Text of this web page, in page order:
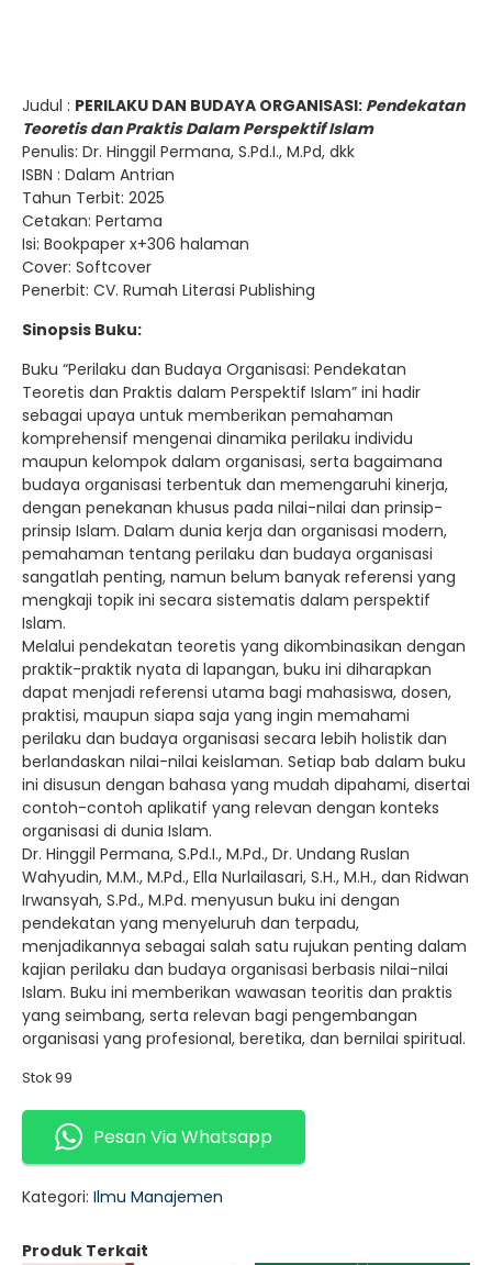
Judul : PERILAKU DAN BUDAYA ORGANISASI: Pendekatan
Teoretis dan Praktis Dalam Perspektif Islam
Penulis: Dr. Hinggil Permana, S.Pd.I., M.Pd, dkk
ISBN : Dalam Antrian
Tahun Terbit: 2025
Cetakan: Pertama
Isi: Bookpaper x+306 halaman
Cover: Softcover
Penerbit: CV. Rumah Literasi Publishing
Sinopsis Buku:
Buku “Perilaku dan Budaya Organisasi: Pendekatan
Teoretis dan Praktis dalam Perspektif Islam” ini hadir
sebagai upaya untuk memberikan pemahaman
komprehensif mengenai dinamika perilaku individu
maupun kelompok dalam organisasi, serta bagaimana
budaya organisasi terbentuk dan memengaruhi kinerja,
dengan penekanan khusus pada nilai-nilai dan prinsip-
prinsip Islam. Dalam dunia kerja dan organisasi modern,
pemahaman tentang perilaku dan budaya organisasi
sangatlah penting, namun belum banyak referensi yang
mengkaji topik ini secara sistematis dalam perspektif
Islam.
Melalui pendekatan teoretis yang dikombinasikan dengan
praktik-praktik nyata di lapangan, buku ini diharapkan
dapat menjadi referensi utama bagi mahasiswa, dosen,
praktisi, maupun siapa saja yang ingin memahami
perilaku dan budaya organisasi secara lebih holistik dan
berlandaskan nilai-nilai keislaman. Setiap bab dalam buku
ini disusun dengan bahasa yang mudah dipahami, disertai
contoh-contoh aplikatif yang relevan dengan konteks
organisasi di dunia Islam.
Dr. Hinggil Permana, S.Pd.I., M.Pd., Dr. Undang Ruslan
Wahyudin, M.M., M.Pd., Ella Nurlailasari, S.H., M.H., dan Ridwan
Irwansyah, S.Pd., M.Pd. menyusun buku ini dengan
pendekatan yang menyeluruh dan terpadu,
menjadikannya sebagai salah satu rujukan penting dalam
kajian perilaku dan budaya organisasi berbasis nilai-nilai
Islam. Buku ini memberikan wawasan teoritis dan praktis
yang seimbang, serta relevan bagi pengembangan
organisasi yang profesional, beretika, dan bernilai spiritual.
Stok 99
Pesan Via Whatsapp
Kategori: Ilmu Manajemen
Produk Terkait